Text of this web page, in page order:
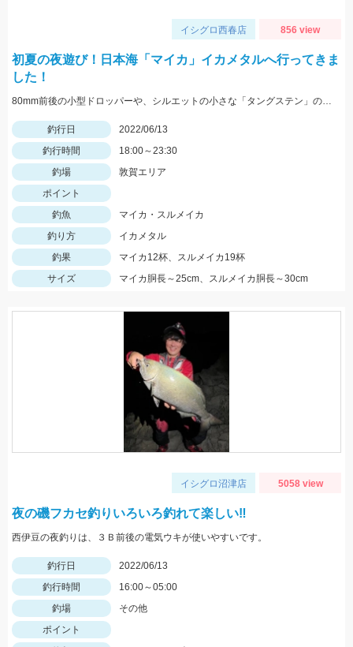
イシグロ西春店 856 view
初夏の夜遊び！日本海「マイカ」イカメタルへ行ってきま
した！
80mm前後の小型ドロッパーや、シルエットの小さな「タングステン」のメタルスッテにアタリが集中しました!
釣行日
2022/06/13
釣行時間
18:00～23:30
釣場
敦賀エリア
ポイント
釣魚
マイカ・スルメイカ
釣り方
イカメタル
釣果
マイカ12杯、スルメイカ19杯
サイズ
マイカ胴長～25cm、スルメイカ胴長～30cm
イシグロ沼津店 5058 view
夜の磯フカセ釣りいろいろ釣れて楽しい‼
西伊豆の夜釣りは、３Ｂ前後の電気ウキが使いやすいです。
釣行日
2022/06/13
釣行時間
16:00～05:00
釣場
その他
ポイント